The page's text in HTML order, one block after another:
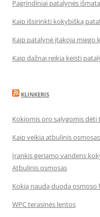
Pagrindiniai patalynės
Kaip išsirinkti kokybišką
Kaip patalynė įtakoja miego
Kaip dažnai reikia keisti
KLINKERIS
Kokiomis oro sąlygomis dėti
Kaip veikia atbulinis
Įrankis geriamo vandens
Atbulinis osmosas
Kokią naudą duoda osmoso
WPC terasinės lentos